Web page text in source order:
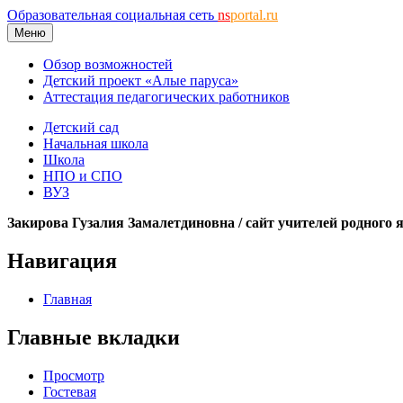
Образовательная социальная сеть nsportal.ru
Меню
Обзор возможностей
Детский проект «Алые паруса»
Аттестация педагогических работников
Детский сад
Начальная школа
Школа
НПО и СПО
ВУЗ
Закирова Гузалия Замалетдиновна / сайт учителей родного
Навигация
Главная
Главные вкладки
Просмотр
Гостевая